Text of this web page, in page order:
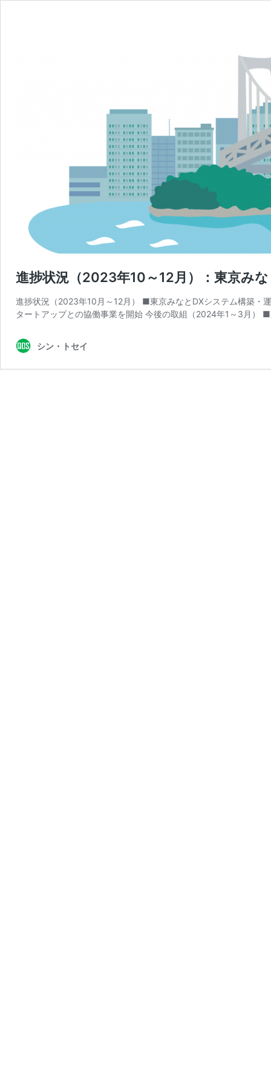
進捗状況（2023年10～12月）：東京み
進捗状況（2023年10月～12月） ■東京みなとDXシステム構築・
タートアップとの協働事業を開始 今後の取組（2024年1～3月）
シン・トセイ